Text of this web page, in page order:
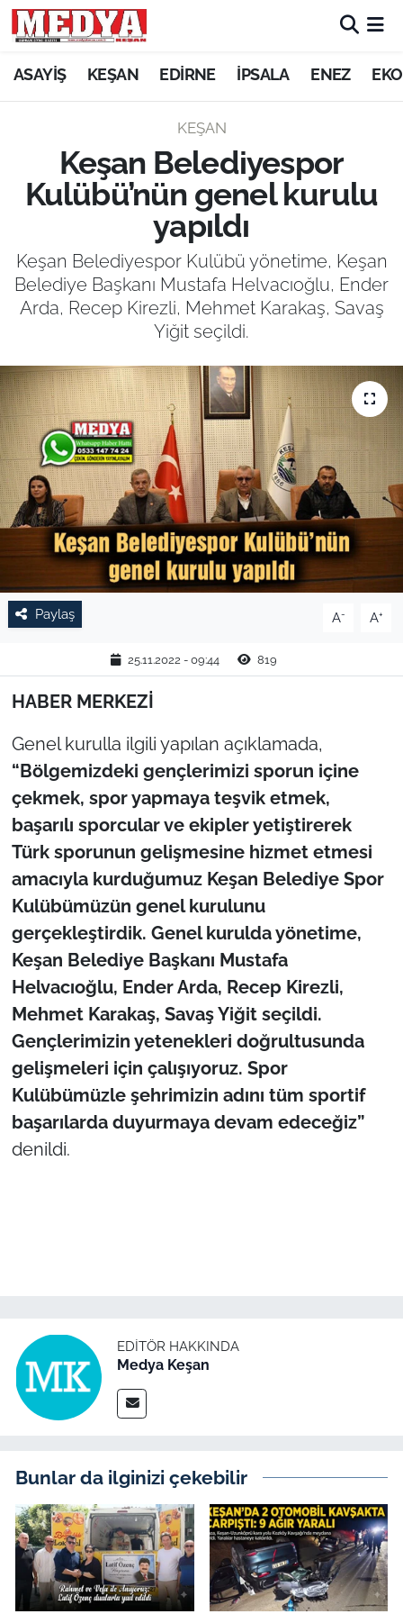
ASAYİŞ KEŞAN EDİRNE İPSALA ENEZ
KEŞAN
Keşan Belediyespor
Kulübü’nün genel kurulu
yapıldı
Keşan Belediyespor Kulübü yönetime, Keşan
Belediye Başkanı Mustafa Helvacıoğlu, Ender
Arda, Recep Kirezli, Mehmet Karakaş, Savaş
Yiğit seçildi.
Paylaş A- A+
25.11.2022 - 09:44 819
HABER MERKEZİ
Genel kurulla ilgili yapılan açıklamada,
“Bölgemizdeki gençlerimizi sporun içine
çekmek, spor yapmaya teşvik etmek,
başarılı sporcular ve ekipler yetiştirerek
Türk sporunun gelişmesine hizmet etmesi
amacıyla kurduğumuz Keşan Belediye Spor
Kulübümüzün genel kurulunu
gerçekleştirdik. Genel kurulda yönetime,
Keşan Belediye Başkanı Mustafa
Helvacıoğlu, Ender Arda, Recep Kirezli,
Mehmet Karakaş, Savaş Yiğit seçildi.
Gençlerimizin yetenekleri doğrultusunda
gelişmeleri için çalışıyoruz. Spor
Kulübümüzle şehrimizin adını tüm sportif
başarılarda duyurmaya devam edeceğiz”
denildi.
EDITÖR HAKKINDA
Medya Keşan
Bunlar da ilginizi çekebilir
KEŞAN
ASAYİŞ
SİYASET
GÜNDEM
EKONOMİ
EĞİTİM
TARIM VE HAYVANCILIK
KÜLTÜR SANAT
RESMİ İLAN
YAŞAM
TEKİRDAĞ
KIRKLARELİ
ÇANAKKALE
TÜRKİYE
Bölge
Güvenlik
Genel
Politika
Flaş Haber
Dış Haberler
Canlı Maç
Finans
Gündem-Eğitim